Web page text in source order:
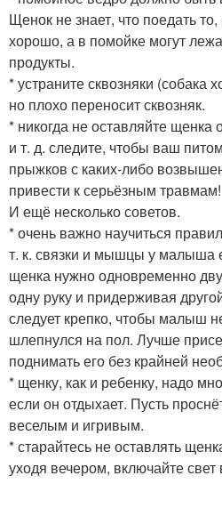
Щенок не знает, что поедать
хорошо, а в помойке могут
продукты.
* устраните сквозняки (собака
но плохо переносит сквозняк.
* никогда не оставляйте щенка
и т. д. следите, чтобы ваш
прыжков с каких-либо
привести к серьёзным травмам!
И ещё несколько советов.
* очень важно научиться
т. к. связки и мышцы у малыша
щенка нужно одновременно
одну руку и придерживая
следует крепко, чтобы малыш
шлепнулся на пол. Лучше
поднимать его без крайней
* щенку, как и ребенку, надо
если он отдыхает. Пусть
веселым и игривым.
* старайтесь не оставлять
уходя вечером, включайте